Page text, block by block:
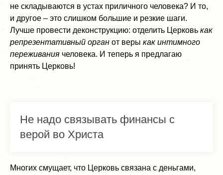
не складываются в устах приличного человека? И то,
и другое – это слишком большие и резкие шаги.
Лучше провести деконструкцию: отделить Церковь как
репрезентативный орган от веры как интимного
переживания человека. И теперь я предлагаю
принять Церковь!
Не надо связывать финансы с
верой во Христа
Многих смущает, что Церковь связана с деньгами,